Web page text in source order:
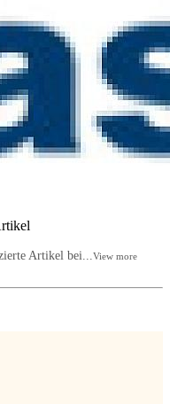
Artikel bei...View more